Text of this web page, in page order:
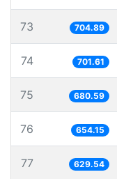
73 704.89
74 701.61
75 680.59
76 654.15
77 629.54